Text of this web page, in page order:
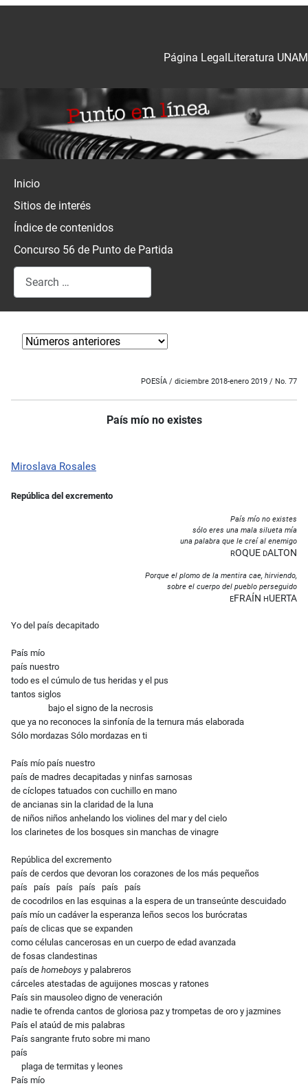
Literatura UNAM
Página Legal
Inicio
Sitios de interés
Índice de contenidos
Concurso 56 de Punto de Partida
Search
POESÍA / diciembre 2018-enero 2019 / No. 77
País mío no existes
Miroslava Rosales
República del excremento
País mío no existes
sólo eres una mala silueta mía
una palabra que le creí al enemigo
ROQUE DALTON
Porque el plomo de la mentira cae, hirviendo,
sobre el cuerpo del pueblo perseguido
EFRAÍN H UERTA
Yo del país decapitado
País mío
país nuestro
todo es el cúmulo de tus heridas y el pus
tantos siglos
bajo el signo de la necrosis
que ya no reconoces la sinfonía de la ternura más elaborada
Sólo mordazas Sólo mordazas en ti
País mío país nuestro
país de madres decapitadas y ninfas sarnosas
de cíclopes tatuados con cuchillo en mano
de ancianas sin la claridad de la luna
de niños niños anhelando los violines del mar y del cielo
los clarinetes de los bosques sin manchas de vinagre
República del excremento
país de cerdos que devoran los corazones de los más pequeños
país país país país país país
de cocodrilos en las esquinas a la espera de un transeúnte descuidado
país mío un cadáver la esperanza leños secos los burócratas
país de clicas que se expanden
como células cancerosas en un cuerpo de edad avanzada
de fosas clandestinas
país de homeboys y palabreros
cárceles atestadas de aguijones moscas y ratones
País sin mausoleo digno de veneración
nadie te ofrenda cantos de gloriosa paz y trompetas de oro y jazmines
País el ataúd de mis palabras
País sangrante fruto sobre mi mano
país
plaga de termitas y leones
País mío